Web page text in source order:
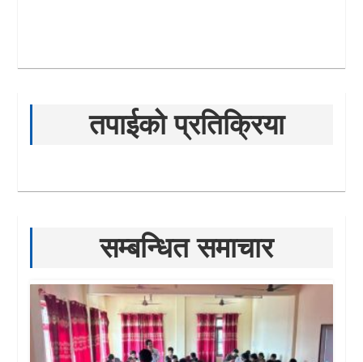
तपाईको प्रतिक्रिया
सम्बन्धित समाचार